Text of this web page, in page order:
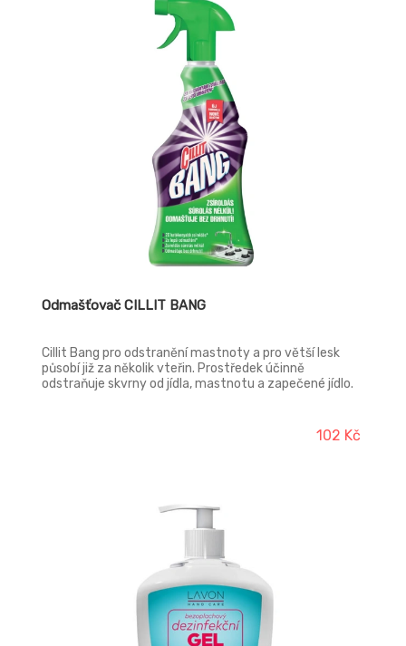
Odmašťovač CILLIT BANG
Cillit Bang pro odstranění mastnoty a pro větší lesk
působí již za několik vteřin. Prostředek účinně
odstraňuje skvrny od jídla, mastnotu a zapečené jídlo.
102 Kč